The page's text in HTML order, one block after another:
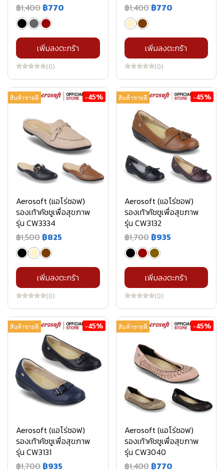
฿1,400 ฿770
เพิ่มลงตะกร้า
(0)
฿1,400 ฿770
เพิ่มลงตะกร้า
(0)
สินค้าขายดี -45%
Aerosoft (แอโร่ซอฟ)
รองเท้าคัชชูเพื่อสุขภาพ
รุ่น CW3334
฿1,500 ฿825
เพิ่มลงตะกร้า
(0)
สินค้าขายดี -45%
Aerosoft (แอโร่ซอฟ)
รองเท้าคัชชูเพื่อสุขภาพ
รุ่น CW3132
฿1,700 ฿935
เพิ่มลงตะกร้า
(0)
สินค้าขายดี -45%
Aerosoft (แอโร่ซอฟ)
รองเท้าคัชชูเพื่อสุขภาพ
รุ่น CW3131
฿1,700 ฿935
สินค้าขายดี -45%
Aerosoft (แอโร่ซอฟ)
รองเท้าคัชชูเพื่อสุขภาพ
รุ่น CW3040
฿1,400 ฿770